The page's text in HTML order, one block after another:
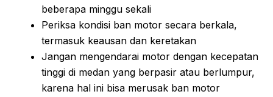
beberapa minggu sekali
Periksa kondisi ban motor secara berkala,
termasuk keausan dan keretakan
Jangan mengendarai motor dengan kecepatan
tinggi di medan yang berpasir atau berlumpur,
karena hal ini bisa merusak ban motor